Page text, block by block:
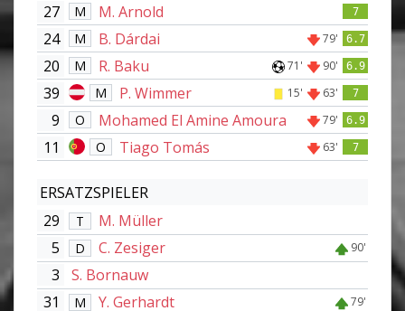
27 M M. Arnold 7
24 M B. Dárdai 79' 6.7
20 M R. Baku 71' 90' 6.9
39 M P. Wimmer 15' 63' 7
9 O Mohamed El Amine Amoura 79' 6.9
11 O Tiago Tomás 63' 7
ERSATZSPIELER
29
T
M. Müller
5
D C. Zesiger 90'
3
S. Bornauw
31
M Y. Gerhardt 79'